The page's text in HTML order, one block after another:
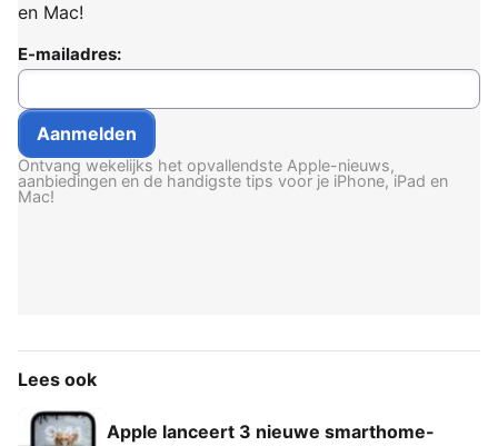
en Mac!
E-mailadres:
Ontvang wekelijks het opvallendste Apple-nieuws,
aanbiedingen en de handigste tips voor je iPhone, iPad en
Mac!
Lees ook
Apple lanceert 3 nieuwe smarthome-